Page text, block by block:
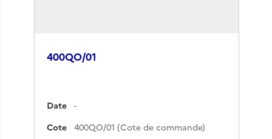
400QO/01
Date
-
Cote
400QO/01 (Cote de commande)